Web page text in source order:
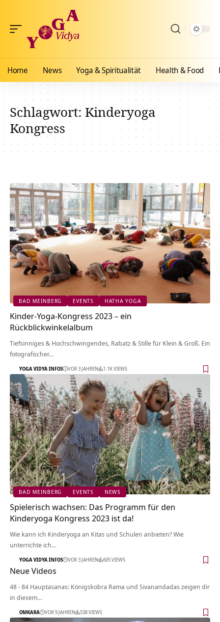
Home News Yoga & Spiritualität Health & Food
Schlagwort:Kinderyoga
Kongress
BAD MEINBERG EVENTS HATHA YOGA
Kinder-Yoga-Kongress 2023 – ein
Rückblickwinkelalbum
Tiefsinniges & Hochschwingendes, Rabatz & Stille für Klein & Groß. Ein
fotografischer…
YOGA VIDYA INFOS VOR 3 JAHREN 1.1K VIEWS
BAD MEINBERG EVENTS NEWS
Spielerisch wachsen: Das Programm für den
Kinderyoga Kongress 2023 ist da!
Wie kann ich Kinderyoga an Kitas und Schulen anbieten? Wie
unterrichte ich…
YOGA VIDYA INFOS VOR 3 JAHREN 605 VIEWS
Neue Videos
48 - 84 Hauptasanas: Königskobra Rama und Sivanandadas zeigen dir
in diesem…
OMKARA VOR 9 JAHREN 538 VIEWS